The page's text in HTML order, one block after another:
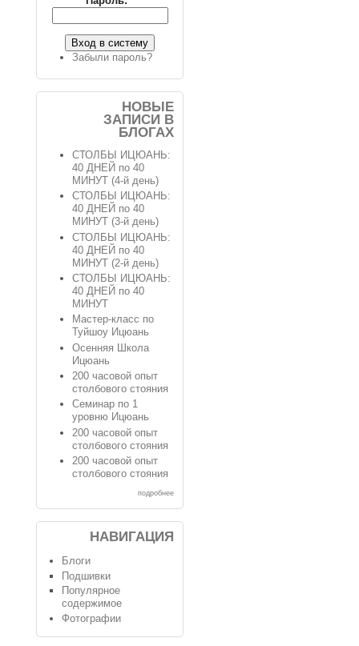
Забыли пароль?
НОВЫЕ
ЗАПИСИ В
БЛОГАХ
СТОЛБЫ ИЦЮАНЬ:
40 ДНЕЙ по 40
МИНУТ (4-й день)
СТОЛБЫ ИЦЮАНЬ:
40 ДНЕЙ по 40
МИНУТ (3-й день)
СТОЛБЫ ИЦЮАНЬ:
40 ДНЕЙ по 40
МИНУТ (2-й день)
СТОЛБЫ ИЦЮАНЬ:
40 ДНЕЙ по 40
МИНУТ
Мастер-класс по
Туйшоу Ицюань
Осенняя Школа
Ицюань
200 часовой опыт
столбового стояния
Семинар по 1
уровню Ицюань
200 часовой опыт
столбового стояния
200 часовой опыт
столбового стояния
подробнее
НАВИГАЦИЯ
Блоги
Подшивки
Популярное
содержимое
Фотографии